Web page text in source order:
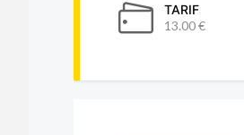
TARIF
13.00 €